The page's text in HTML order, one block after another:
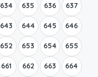
634 635 636 637
643 644 645 646
652 653 654 655
661 662 663 664